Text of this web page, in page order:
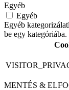
Egyéb
Egyéb
Egyéb
be egy kategóriába.
MENTÉS &